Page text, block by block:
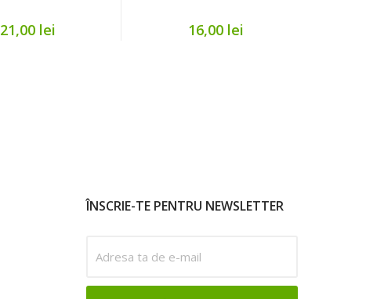
21,00 lei 16,00 lei
ÎNSCRIE-TE PENTRU NEWSLETTER